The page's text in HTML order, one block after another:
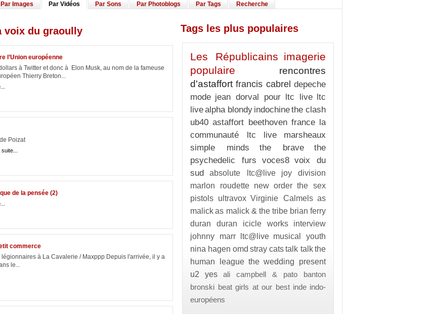
Par Images Par Vidéos Par Sons Par Photoblogs Par Tags Recherche
voix du graoully
l’Union européenne
à Twitter et donc à Elon Musk, au nom de la fameuse
Thierry Breton...
Poizat
de la pensée (2)
commerce
à La Cavalerie / Maxppp Depuis l'arrivée, il y a
le...
Tags les plus populaires
Les Républicains imagerie
populaire
rencontres
d'astaffort francis cabrel depeche
mode jean dorval pour ltc live ltc
livealpha blondy indochinethe clash
ub40 astaffort beethoven france la
communauté ltc live
marsheaux
simple minds
the brave
the
psychedelic furs
voces8 voix du
sud
absolute ltc@live
joy division
marlon roudette new order the sex
pistols ultravox Virginie Calmels as
malickas malick & the tribe brian ferry
duran duran
icicle works
interview
johnny marr
ltc@live musical youth
nina hagen omd stray cats talk talkthe
human league the wedding present
u2
yes
ali campbell & pato banton
bronski beat girls at our best inde indo-
européens